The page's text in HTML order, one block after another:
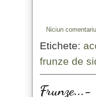
Niciun
Etichete:
frunze de